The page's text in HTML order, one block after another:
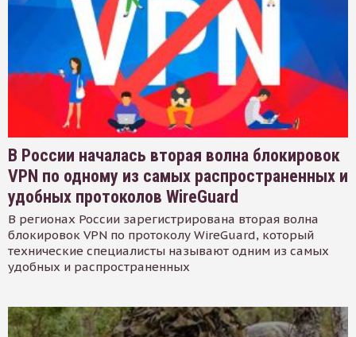
В России началась вторая волна блокировок
VPN по одному из самых распространенных и
удобных протоколов WireGuard
В регионах России зарегистрирована вторая волна
блокировок VPN по протоколу WireGuard, который
технические специалисты называют одним из самых
удобных и распространенных